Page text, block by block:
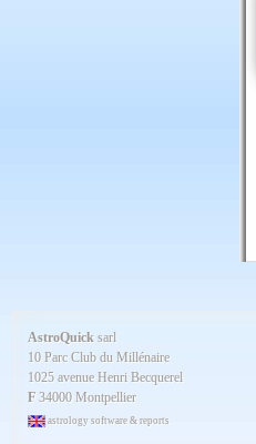
AstroQuick sarl
10 Parc Club du Millénaire
1025 avenue Henri Becquerel
F 34000 Montpellier
astrology software & reports